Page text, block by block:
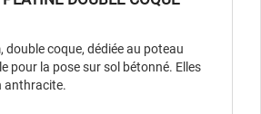
double coque, dédiée au poteau
pour la pose sur sol bétonné. Elles
anthracite.